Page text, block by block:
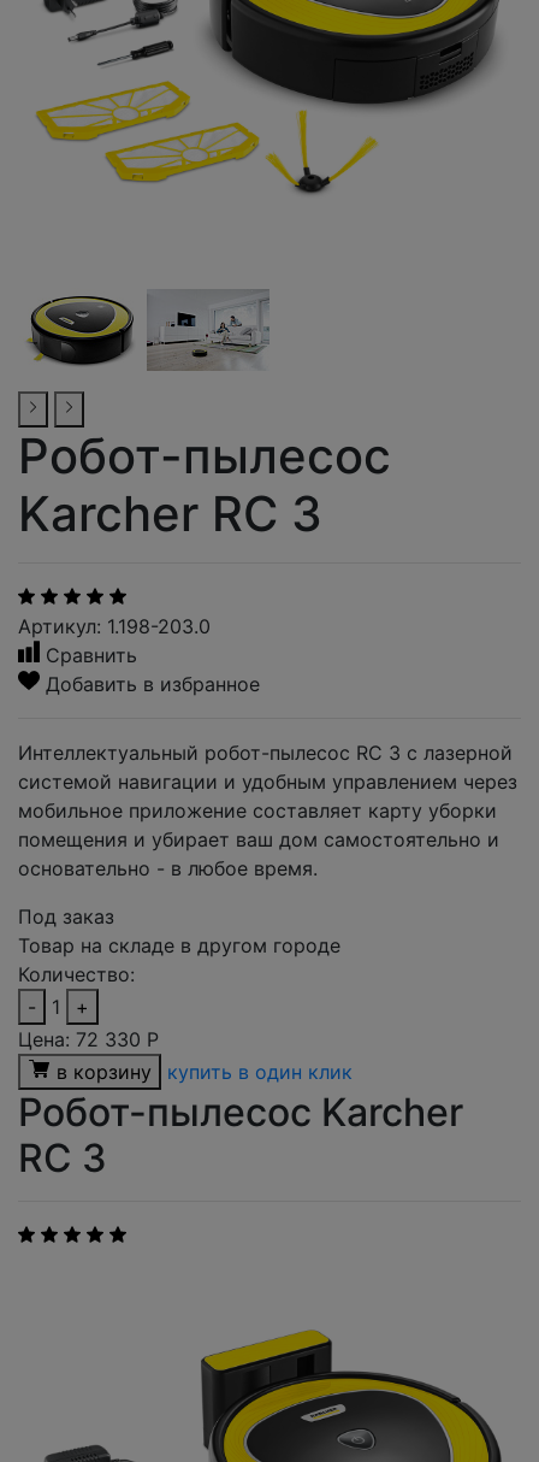
Робот-пылесос
Karcher RC 3
Артикул: 1.198-203.0
Сравнить
Добавить в избранное
Интеллектуальный робот-пылесос RC 3 с лазерной
системой навигации и удобным управлением через
мобильное приложение составляет карту уборки
помещения и убирает ваш дом самостоятельно и
основательно - в любое время.
Под заказ
Товар на складе в другом городе
Количество:
-
1
+
Цена: 72 330 Р
в корзину
купить в один клик
Робот-пылесос Karcher
RC 3